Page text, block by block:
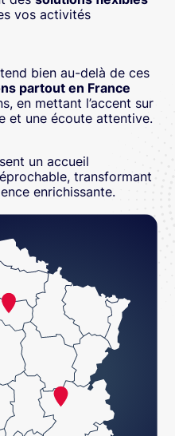
vos activités
bien au-delà de ces
partout en France
en mettant l’accent sur
et une écoute attentive.
un accueil
transformant
enrichissante.